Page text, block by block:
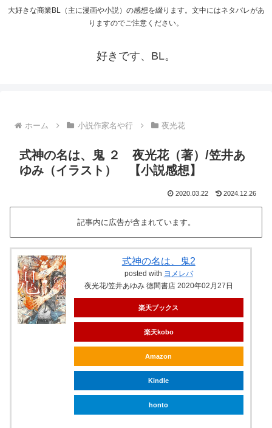
大好きな商業BL（主に漫画や小説）の感想を綴ります。文中にはネタバレがあ
りますのでご注意ください。
好きです、BL。
ホーム 小説作家名や行 夜光花
式神の名は、鬼 ２ 夜光花（著）/笠井あ
ゆみ（イラスト） 【小説感想】
2020.03.22 2024.12.26
記事内に広告が含まれています。
式神の名は、鬼2
posted with ヨメレバ
夜光花/笠井あゆみ 徳間書店 2020年02月27日
楽天ブックス
楽天kobo
Amazon
Kindle
honto